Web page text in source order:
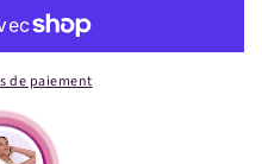
de paiement